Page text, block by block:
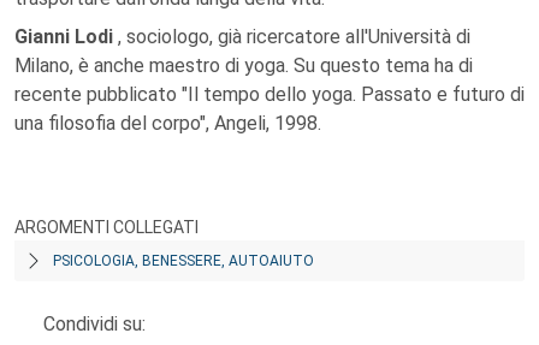
Gianni Lodi , sociologo, già ricercatore all'Università di
Milano, è anche maestro di yoga. Su questo tema ha di
recente pubblicato "Il tempo dello yoga. Passato e futuro di
una filosofia del corpo", Angeli, 1998.
ARGOMENTI COLLEGATI
PSICOLOGIA, BENESSERE, AUTOAIUTO
Condividi su: